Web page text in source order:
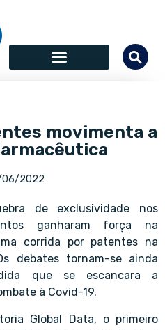
movimenta a
06/2022
de exclusividade nos
ganharam força na
corrida por patentes na
debates tornam-se ainda
que se escancara a
à Covid-19.
Global Data, o primeiro